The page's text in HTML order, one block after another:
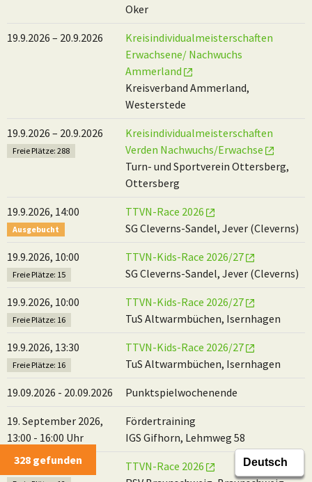
328 gefunden
Oker
19.9.2026 – 20.9.2026
Kreisindividualmeisterschaften
Erwachsene/ Nachwuchs
Ammerland
Kreisverband Ammerland,
Westerstede
19.9.2026 – 20.9.2026
Freie Plätze: 288
Kreisindividualmeisterschaften
Verden Nachwuchs/Erwachse
Turn- und Sportverein Ottersberg,
Ottersberg
19.9.2026, 14:00
Ausgebucht
TTVN-Race 2026
SG Cleverns-Sandel, Jever (Cleverns)
19.9.2026, 10:00
Freie Plätze: 15
TTVN-Kids-Race 2026/27
SG Cleverns-Sandel, Jever (Cleverns)
19.9.2026, 10:00
Freie Plätze: 16
TTVN-Kids-Race 2026/27
TuS Altwarmbüchen, Isernhagen
19.9.2026, 13:30
Freie Plätze: 16
TTVN-Kids-Race 2026/27
TuS Altwarmbüchen, Isernhagen
19.09.2026 - 20.09.2026 Punktspielwochenende
19. September 2026,
13:00 - 16:00 Uhr
Fördertraining
IGS Gifhorn, Lehmweg 58
20.9.2026, 11:30
TTVN-Race 2026